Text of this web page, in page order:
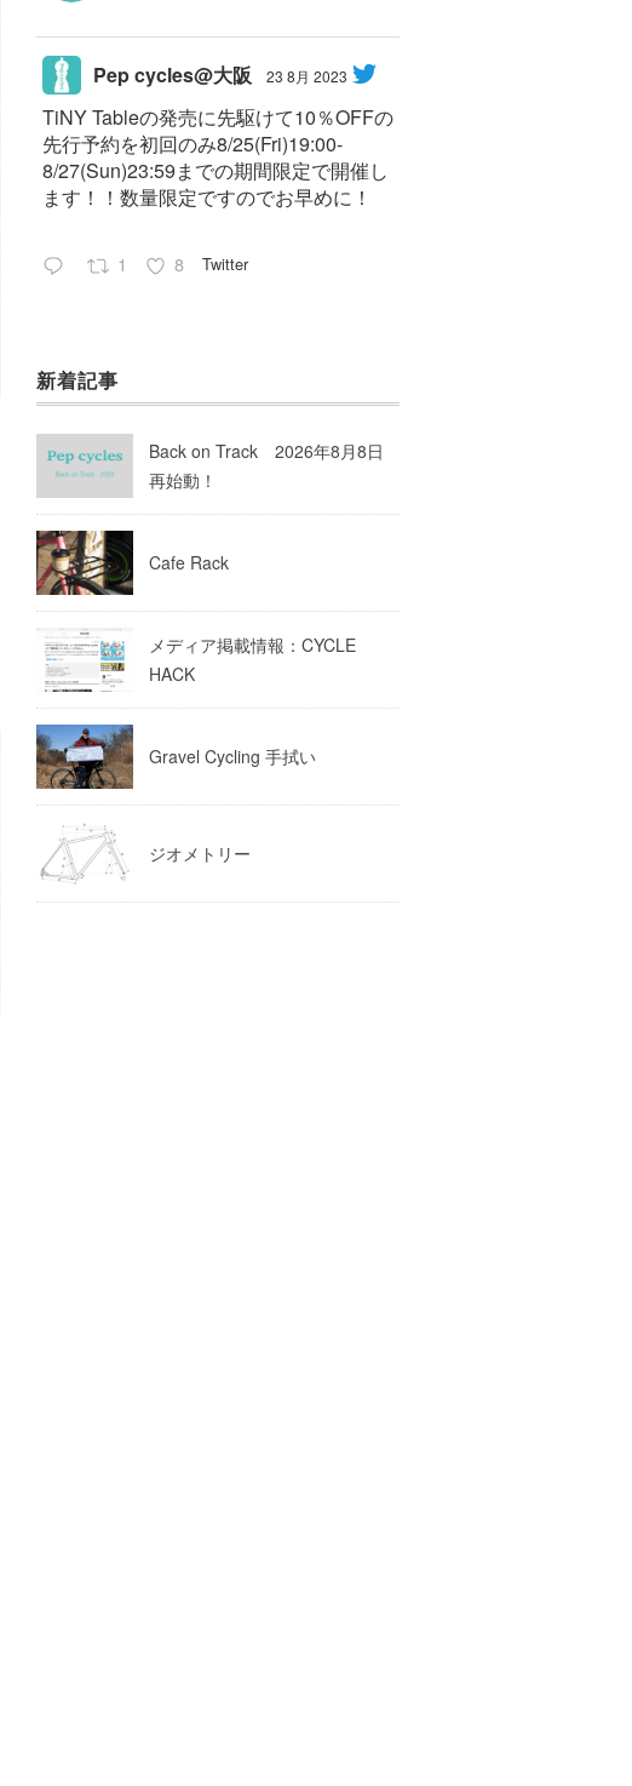
Pep cycles@大阪 23 8月 2023
TiNY Tableの発売に先駆けて10％OFFの
先行予約を初回のみ8/25(Fri)19:00-
8/27(Sun)23:59までの期間限定で開催し
ます！！数量限定ですのでお早めに！
1 8 Twitter
今週はお知らせがいっぱいあるのでチェ
ックしてて下さいね！
10 Twitter
Load More
新着記事
Back on Track 2026年8月8日
再始動！
Cafe Rack
メディア掲載情報：CYCLE
HACK
Gravel Cycling 手拭い
ジオメトリー